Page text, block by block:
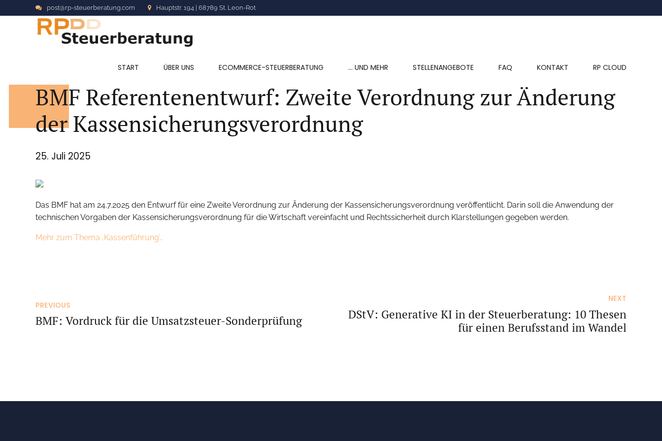
post@rp-steuerberatung.com Hauptstr. 194 | 68789 St. Leon-Rot
START ÜBER UNS ECOMMERCE-STEUERBERATUNG … UND MEHR STELLENANGEBOTE FAQ KONTAKT RP CLOUD
BMF Referentenentwurf: Zweite Verordnung zur Änderung
der Kassensicherungsverordnung
25. Juli 2025
Das BMF hat am 24.7.2025 den Entwurf für eine Zweite Verordnung zur Änderung der Kassensicherungsverordnung veröffentlicht. Darin soll die Anwendung der
technischen Vorgaben der Kassensicherungsverordnung für die Wirtschaft vereinfacht und Rechtssicherheit durch Klarstellungen gegeben werden.
Mehr zum Thema ‚Kassenführung’…
PREVIOUS
BMF: Vordruck für die Umsatzsteuer-Sonderprüfung
NEXT
DStV: Generative KI in der Steuerberatung: 10 Thesen
für einen Berufsstand im Wandel